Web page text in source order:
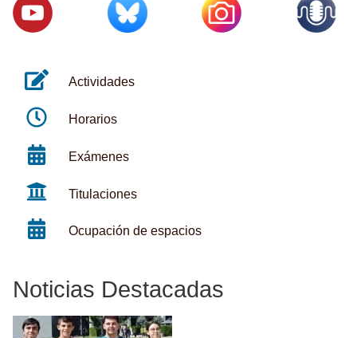
Actividades
Horarios
Exámenes
Titulaciones
Ocupación de espacios
Noticias Destacadas